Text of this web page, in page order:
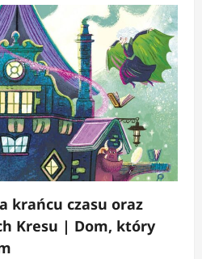
krańcu czasu oraz
Kresu | Dom, który